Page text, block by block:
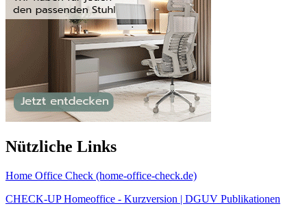
Nützliche Links
Home Office Check (home-office-check.de)
CHECK-UP Homeoffice - Kurzversion | DGUV Publikationen